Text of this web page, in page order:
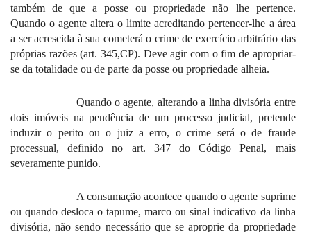
também de que a posse ou propriedade não lhe pertence.
Quando o agente altera o limite acreditando pertencer-lhe a área
a ser acrescida à sua cometerá o crime de exercício arbitrário das
próprias razões (art. 345,CP). Deve agir com o fim de apropriar-
se da totalidade ou de parte da posse ou propriedade alheia.
Quando o agente, alterando a linha divisória entre
dois imóveis na pendência de um processo judicial, pretende
induzir o perito ou o juiz a erro, o crime será o de fraude
processual, definido no art. 347 do Código Penal, mais
severamente punido.
A consumação acontece quando o agente suprime
ou quando desloca o tapume, marco ou sinal indicativo da linha
divisória, não sendo necessário que se aproprie da propriedade